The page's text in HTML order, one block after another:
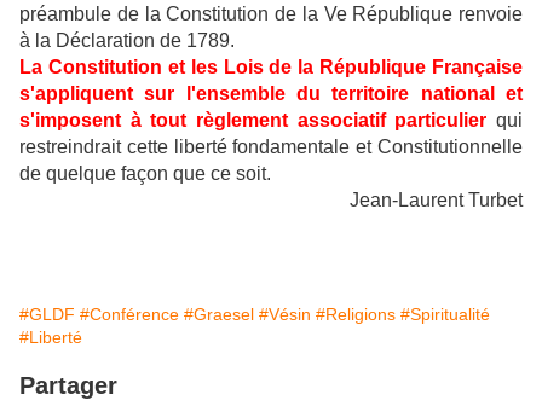
préambule de la Constitution de la Ve République renvoie
à la Déclaration de 1789.
La Constitution et les Lois de la République Française
s'appliquent sur l'ensemble du territoire national et
s'imposent à tout règlement associatif particulier qui
restreindrait cette liberté fondamentale et Constitutionnelle
de quelque façon que ce soit.
Jean-Laurent Turbet
#GLDF #Conférence #Graesel #Vésin #Religions #Spiritualité
#Liberté
Partager